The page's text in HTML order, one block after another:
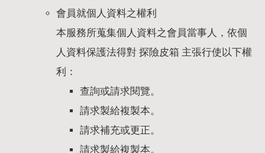
會員就個人資料之權利
本服務所蒐集個人資料之會員當事人，依個
人資料保護法得對 探險皮箱 主張行使以下權
利：
查詢或請求閱覽。
請求製給複製本。
請求補充或更正。
請求製給複製本。